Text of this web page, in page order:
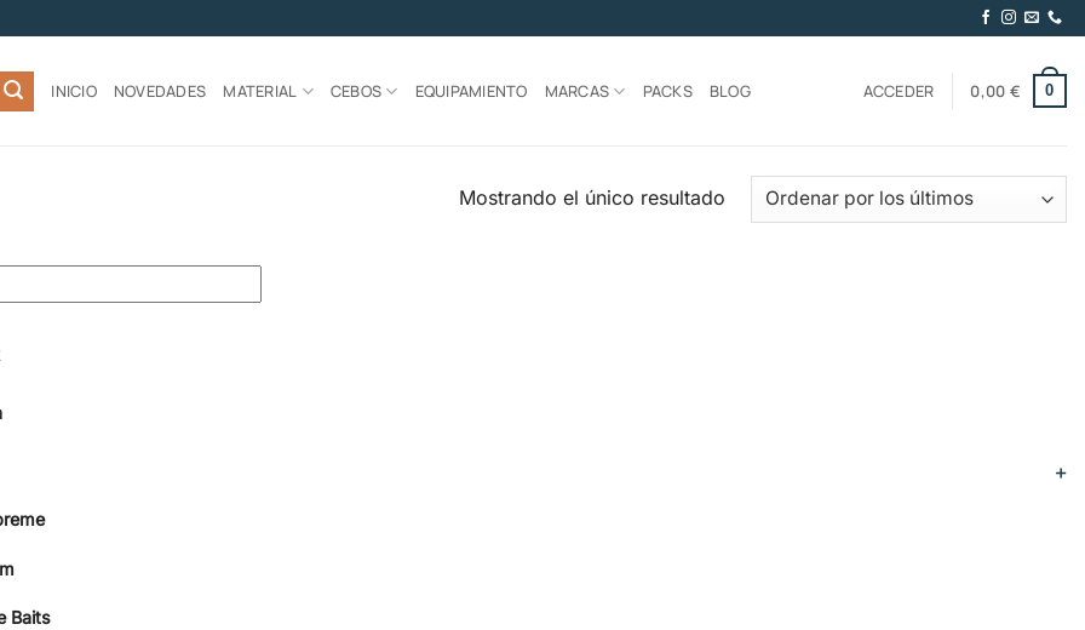
INICIO NOVEDADES MATERIAL CEBOS EQUIPAMIENTO MARCAS PACKS BLOG ACCEDER 0,00 € 0
Mostrando el único resultado
+
Baits